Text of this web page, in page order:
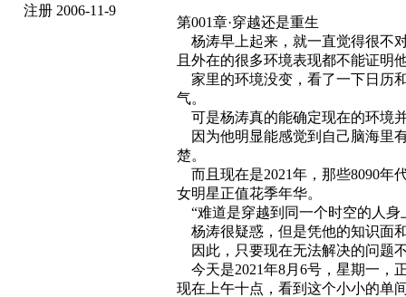
注册 2006-11-9
第001章·穿越还是重生
杨涛早上起来，就一直觉得很不
且外在的很多环境表现都不能证明
家里的环境没变，看了一下日历
气。
可是杨涛真的能确定现在的环境
因为他明显能感觉到自己脑海里
楚。
而且现在是2021年，那些8090年
女明星正值花季年华。
“难道是穿越到同一个时空的人身
杨涛很疑惑，但是凭他的知识面
因此，只要现在无法解决的问题
今天是2021年8月6号，星期一，
现在上午十点，看到这个小小的单